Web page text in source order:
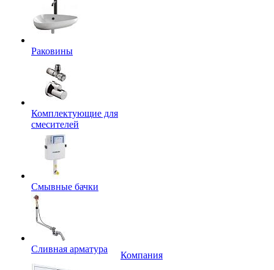
Раковины
Комплектующие для
смесителей
Смывные бачки
Сливная арматура
Компания